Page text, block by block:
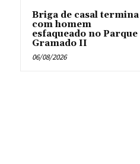
Briga de casal termina
com homem
esfaqueado no Parque
Gramado II
06/08/2026